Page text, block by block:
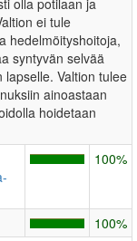
olla potilaan ja
ei tule
hedelmöityshoitoja,
syntyvän selvää
Valtion tulee
ainoastaan
hoidetaan
100%
100%